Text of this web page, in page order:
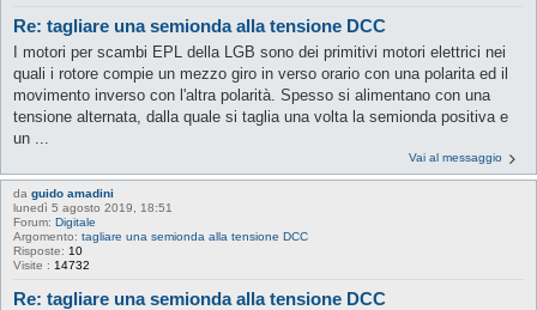
Re: tagliare una semionda alla tensione DCC
I motori per scambi EPL della LGB sono dei primitivi motori elettrici nei
quali i rotore compie un mezzo giro in verso orario con una polarita ed il
movimento inverso con l'altra polarità. Spesso si alimentano con una
tensione alternata, dalla quale si taglia una volta la semionda positiva e
un ...
Vai al messaggio
da guido amadini
lunedì 5 agosto 2019, 18:51
Forum: Digitale
Argomento: tagliare una semionda alla tensione DCC
Risposte: 10
Visite : 14732
Re: tagliare una semionda alla tensione DCC